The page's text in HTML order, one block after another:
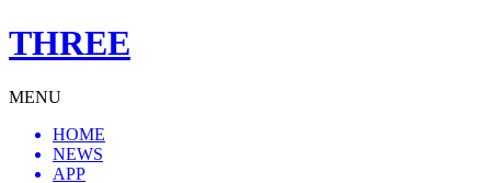
THREE
MENU
HOME
NEWS
APP